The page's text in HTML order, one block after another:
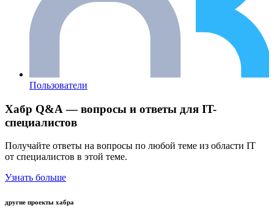
Пользователи
Хабр Q&A — вопросы и ответы для IT-
специалистов
Получайте ответы на вопросы по любой теме из области IT
от специалистов в этой теме.
Узнать больше
другие проекты хабра